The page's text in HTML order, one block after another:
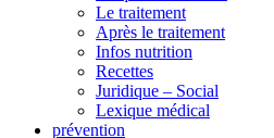
Le traitement
Après le traitement
Infos nutrition
Recettes
Juridique – Social
Lexique médical
prévention